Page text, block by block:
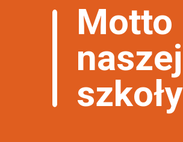
Motto
naszej
szkoły